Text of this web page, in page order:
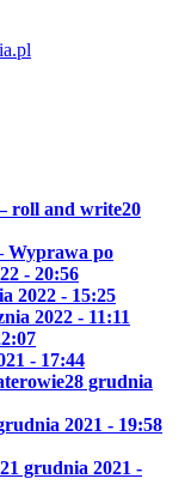
roll and write20
Wyprawa po
- 20:56
2022 - 15:25
2022 - 11:11
- 17:44
28 grudnia
2021 - 19:58
21 grudnia 2021 -